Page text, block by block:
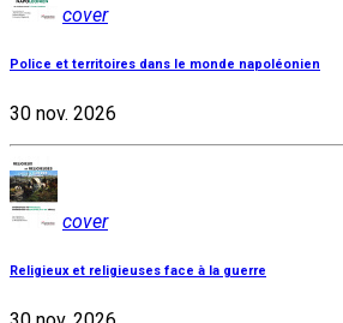
cover
Police et territoires dans le monde napoléonien
30 nov. 2026
cover
Religieux et religieuses face à la guerre